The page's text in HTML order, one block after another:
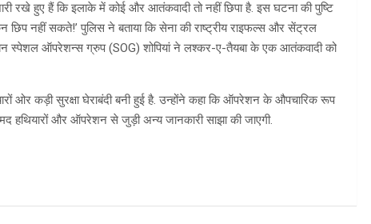
रखे हुए हैं कि इलाके में कोई और आतंकवादी तो नहीं छिपा है. इस घटना की पुष्टि
नहीं सकते!’ पुलिस ने बताया कि सेना की राष्ट्रीय राइफल्स और सेंट्रल
स्पेशल ऑपरेशन्स ग्रुप (SOG) शोपियां ने लश्कर-ए-तैयबा के एक आतंकवादी को
ओर कड़ी सुरक्षा घेराबंदी बनी हुई है. उन्होंने कहा कि ऑपरेशन के औपचारिक रूप
हथियारों और ऑपरेशन से जुड़ी अन्य जानकारी साझा की जाएगी.